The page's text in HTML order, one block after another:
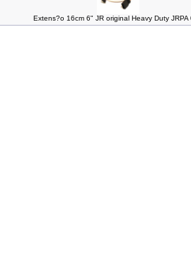
Extens?o 16cm 6" JR original Heavy Duty JRPA